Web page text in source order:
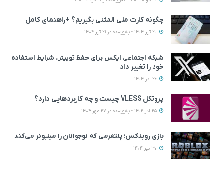
چگونه کارت ملی المثنی بگیریم؟ +راهنمای کامل
شبکه اجتماعی ایکس برای حفظ توییتر، شرایط استفاده
خود را تغییر داد
پروتکل VLESS چیست و چه کاربردهایی دارد؟
بازی روبلاکس؛ پلتفرمی که نوجوانان را میلیونر می‌کند